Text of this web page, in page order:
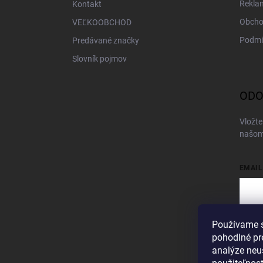
Používame
pohodlné
analýze
Kontakt
VEĽKOOBCHOD
Predávané značky
Slovník pojmov
EMAIL